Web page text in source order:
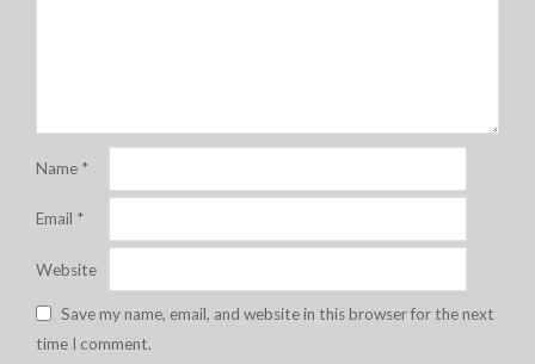
Name *
Email *
Website
Save my name, email, and website in this browser for the next
time I comment.